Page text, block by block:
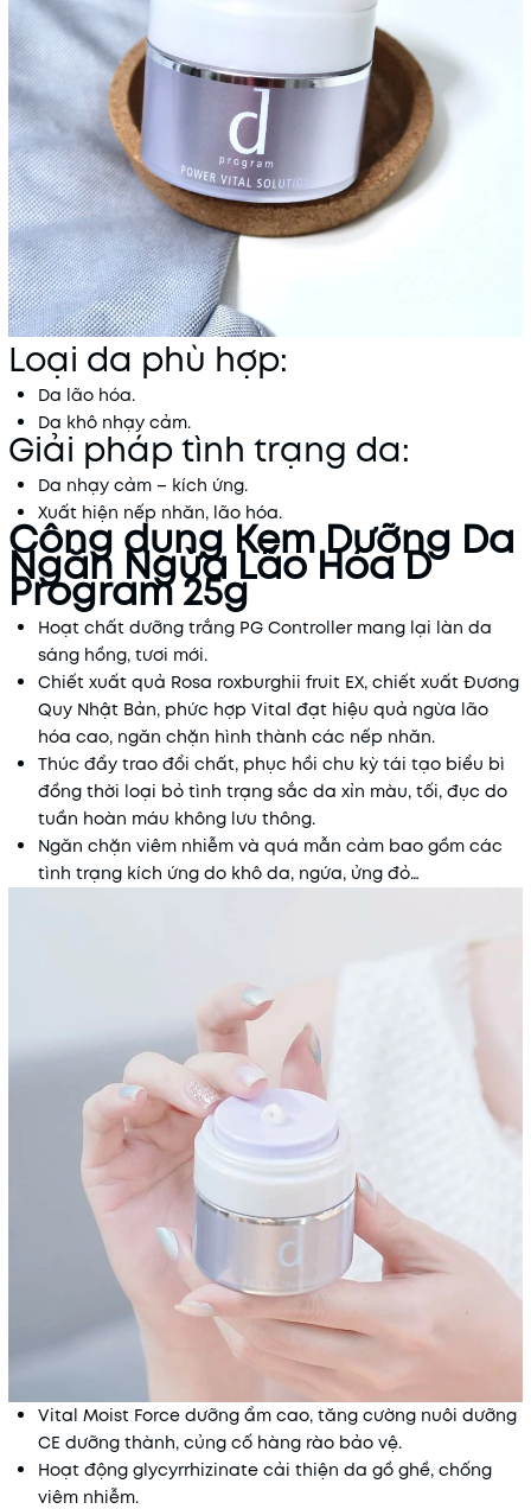
Loại da phù hợp:
Da lão hóa.
Da khô nhạy cảm.
Giải pháp tình trạng da:
Da nhạy cảm – kích ứng.
Xuất hiện nếp nhăn, lão hóa.
Công dụng Kem Dưỡng Da
Ngăn Ngừa Lão Hóa D
Program 25g
Hoạt chất dưỡng trắng PG Controller mang lại làn da
sáng hồng, tươi mới.
Chiết xuất quả Rosa roxburghii fruit EX, chiết xuất Đương
Quy Nhật Bản, phức hợp Vital đạt hiệu quả ngừa lão
hóa cao, ngăn chặn hình thành các nếp nhăn.
Thúc đẩy trao đổi chất, phục hồi chu kỳ tái tạo biểu bì
đồng thời loại bỏ tình trạng sắc da xỉn màu, tối, đục do
tuần hoàn máu không lưu thông.
Ngăn chặn viêm nhiễm và quá mẫn cảm bao gồm các
tình trạng kích ứng do khô da, ngứa, ửng đỏ…
Vital Moist Force dưỡng ẩm cao, tăng cường nuôi dưỡng
CE dưỡng thành, củng cố hàng rào bảo vệ.
Hoạt động glycyrrhizinate cải thiện da gồ ghề, chống
viêm nhiễm.